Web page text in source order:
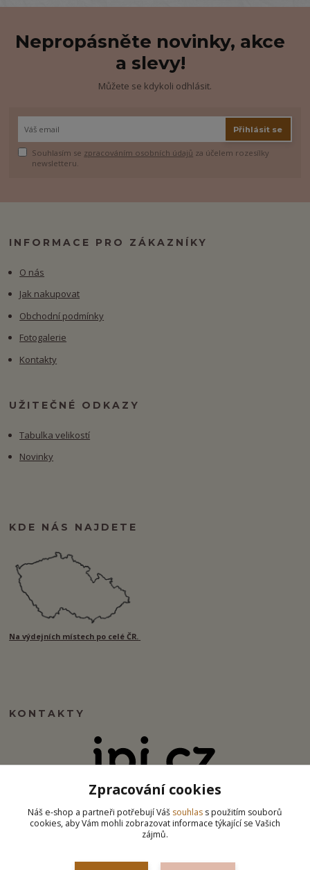
Nepropásněte novinky, akce
a slevy!
Můžete se kdykoli odhlásit.
Přihlásit se
Souhlasím se zpracováním osobních údajů za účelem rozesílky
newsletteru.
INFORMACE PRO ZÁKAZNÍKY
O nás
Jak nakupovat
Obchodní podmínky
Fotogalerie
Kontakty
UŽITEČNÉ ODKAZY
Tabulka velikostí
Novinky
KDE NÁS NAJDETE
Na výdejních místech po celé ČR.
KONTAKTY
info@ipj.cz
Zpracování cookies
Náš e-shop a partneři potřebují Váš souhlas s použitím souborů
cookies, aby Vám mohli zobrazovat informace týkající se Vašich
zájmů.